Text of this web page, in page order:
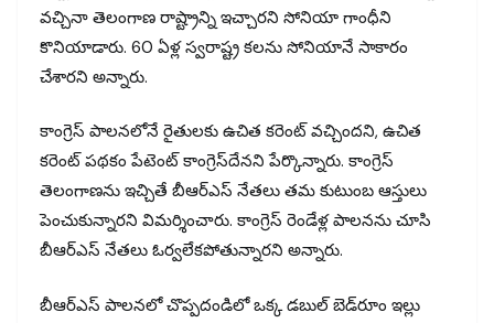
వచ్చినా తెలంగాణ రాష్ట్రాన్ని ఇచ్చారని సోనియా గాంధీని
కొనియాడారు. 60 ఏళ్ల స్వరాష్ట్ర కలను సోనియానే సాకారం
చేశారని అన్నారు.
కాంగ్రెస్ పాలనలోనే రైతులకు ఉచిత కరెంట్ వచ్చిందని, ఉచిత
కరెంట్ పథకం పేటెంట్ కాంగ్రెస్‌దేనని పేర్కొన్నారు. కాంగ్రెస్
తెలంగాణను ఇచ్చితే బీఆర్‌ఎస్ నేతలు తమ కుటుంబ ఆస్తులు
పెంచుకున్నారని విమర్శించారు. కాంగ్రెస్ రెండేళ్ల పాలనను చూసి
బీఆర్‌ఎస్ నేతలు ఓర్వలేకపోతున్నారని అన్నారు.
బీఆర్‌ఎస్ పాలనలో చొప్పదండిలో ఒక్క డబుల్ బెడ్‌రూం ఇల్లు